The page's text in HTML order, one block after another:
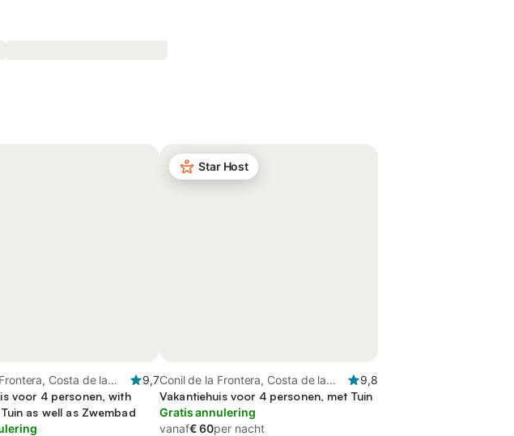
Costa de la
9,7
voor 4 personen, with
as well as Zwembad
Star Host
Conil de la Frontera, Costa de la
Luz
9,8
Vakantiehuis voor 4 personen, met Tuin
Gratis annulering
vanaf€ 60per nacht